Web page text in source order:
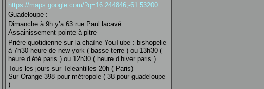
https://maps.google.com/?q=16.244846,-61.53200
Guadeloupe :
Dimanche à 9h y’a 63 rue Paul lacavé
Assainissement pointe à pitre
Prière quotidienne sur la chaîne YouTube : bishopelie
à 7h30 heure de new-york ( basse terre ) ou 13h30 (
heure d’été paris ) ou 12h30 ( heure d’hiver paris )
Tous les jours sur Teleantilles 20h ( Paris)
Sur Orange 398 pour métropole ( 38 pour guadeloupe
)